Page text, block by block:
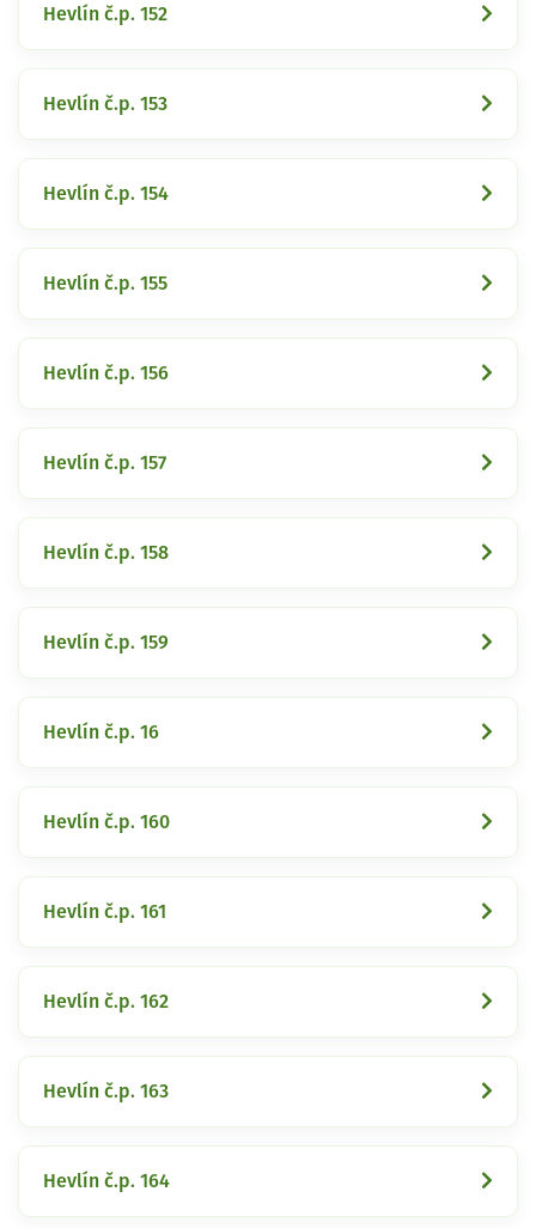
Hevlín č.p. 152
Hevlín č.p. 153
Hevlín č.p. 154
Hevlín č.p. 155
Hevlín č.p. 156
Hevlín č.p. 157
Hevlín č.p. 158
Hevlín č.p. 159
Hevlín č.p. 16
Hevlín č.p. 160
Hevlín č.p. 161
Hevlín č.p. 162
Hevlín č.p. 163
Hevlín č.p. 164